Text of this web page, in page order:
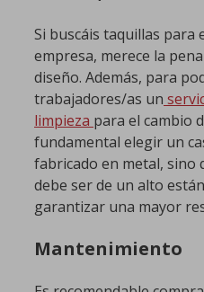
Si buscáis taquillas para
empresa, merece la
diseño. Además, para
trabajadores/as un
limpieza para el cambio
fundamental elegir un
fabricado en metal, sino
debe ser de un alto
garantizar una mayor
Mantenimiento